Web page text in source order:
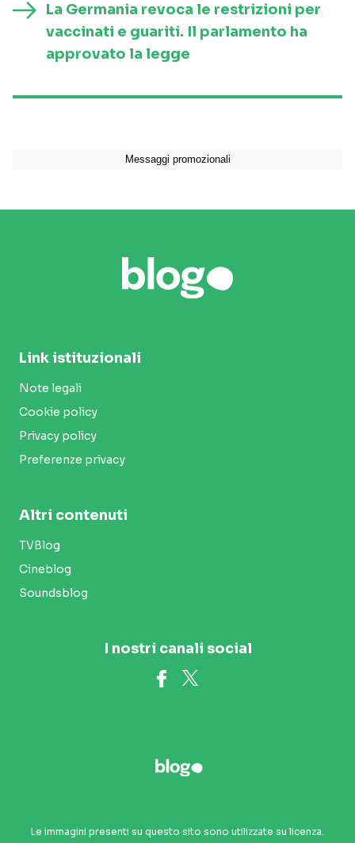
La Germania revoca le restrizioni per
vaccinati e guariti. Il parlamento ha
approvato la legge
Link istituzionali
Note legali
Cookie policy
Privacy policy
Preferenze privacy
Altri contenuti
TVBlog
Cineblog
Soundsblog
I nostri canali social
Le immagini presenti su questo sito sono utilizzate su licenza.